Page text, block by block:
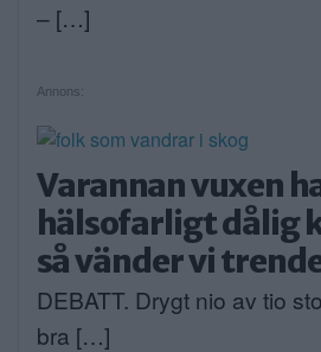
– […]
Annons:
Varannan vuxen
hälsofarligt dålig
så vänder vi
DEBATT. Drygt nio av tio
bra […]